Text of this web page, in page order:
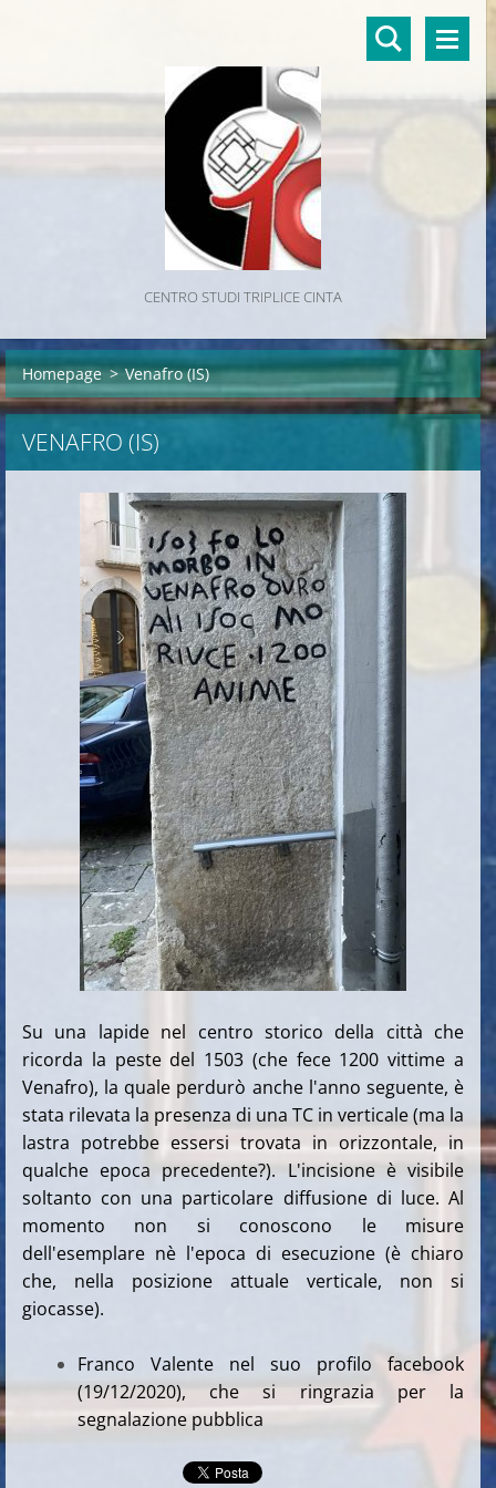
CENTRO STUDI TRIPLICE CINTA
Homepage > Venafro (IS)
VENAFRO (IS)
Su una lapide nel centro storico della città che
ricorda la peste del 1503 (che fece 1200 vittime a
Venafro), la quale perdurò anche l'anno seguente, è
stata rilevata la presenza di una TC in verticale (ma la
lastra potrebbe essersi trovata in orizzontale, in
qualche epoca precedente?). L'incisione è visibile
soltanto con una particolare diffusione di luce. Al
momento non si conoscono le misure
dell'esemplare nè l'epoca di esecuzione (è chiaro
che, nella posizione attuale verticale, non si
giocasse).
Franco Valente nel suo profilo facebook
(19/12/2020), che si ringrazia per la
segnalazione pubblica